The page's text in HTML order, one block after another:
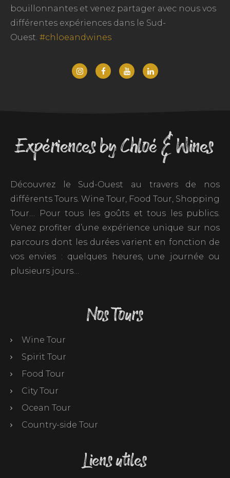
bouillonnantes et venez partager avec nous vos
différentes expériences dans le Sud-
Ouest. #chloeandwines
Expériences by Chloé & Wines
Découvrez le Sud-Ouest au travers de nos
différents Tours. Wine Tour, Food Tour, Shopping
Tour… Pour tous les goûts et tous les publics.
Venez profiter d’une expérience unique sur nos
parcours dont les durées varient en fonction de
vos envies : quelques heures, une journée ou
plusieurs jours…
Nos Tours
Wine Tour
Spirit Tour
Food Tour
City Tour
Ocean Tour
Country-side Tour
Liens utiles